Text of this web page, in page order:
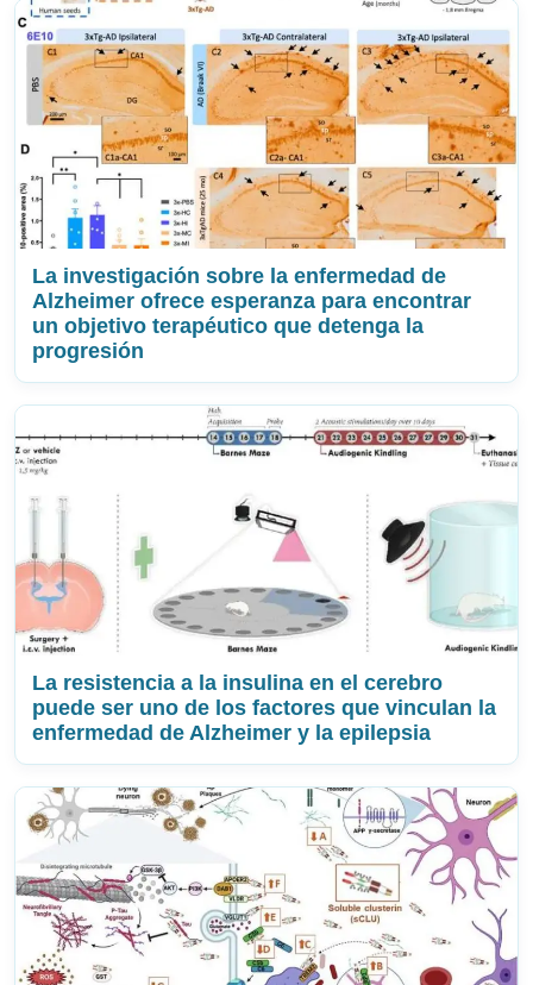
La investigación sobre la enfermedad de
Alzheimer ofrece esperanza para encontrar
un objetivo terapéutico que detenga la
progresión
La resistencia a la insulina en el cerebro
puede ser uno de los factores que vinculan la
enfermedad de Alzheimer y la epilepsia